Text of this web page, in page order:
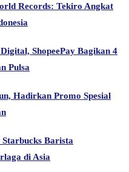
Records: Tekiro Angkat
ShopeePay Bagikan 4
Pulsa
Hadirkan Promo Spesial
Barista
di Asia